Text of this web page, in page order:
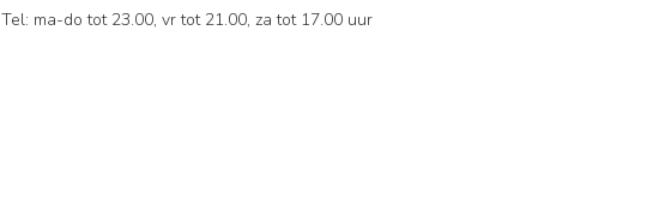
Tel: ma-do tot 23.00, vr tot 21.00, za tot 17.00 uur